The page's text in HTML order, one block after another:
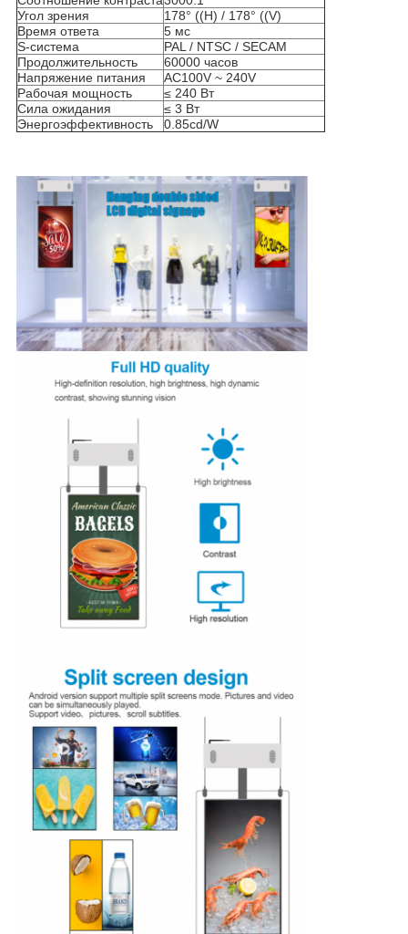
Угол зрения
178° ((H) / 178° ((V)
Время ответа
5 мс
S-система
PAL / NTSC / SECAM
Продолжительность
60000 часов
Напряжение питания
AC100V ~ 240V
Рабочая мощность
≤ 240 Вт
Сила ожидания
≤ 3 Вт
Энергоэффективность
0.85cd/W